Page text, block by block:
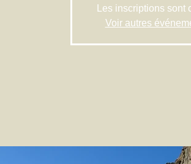
Les inscriptions sont
Voir autres